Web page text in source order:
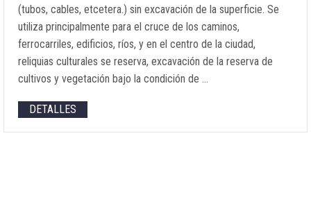
(tubos, cables, etcetera.) sin excavación de la superficie. Se
utiliza principalmente para el cruce de los caminos,
ferrocarriles, edificios, ríos, y en el centro de la ciudad,
reliquias culturales se reserva, excavación de la reserva de
cultivos y vegetación bajo la condición de …
DETALLES